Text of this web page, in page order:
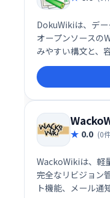
DokuWikiは、デ
オープンソースの
みやすい構文と、
プ機能が特長で
え、企業環境にも
様な用途に対応
大きな強みです。
0.0 (0
WackoWikiは、軽
完全なリビジョン
ト機能、メール通